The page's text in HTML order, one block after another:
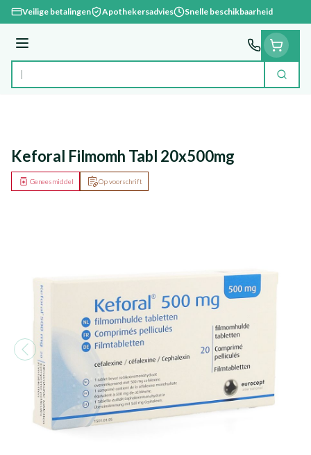
Ga naar de inhoud
Veilige betalingen Apothekersadvies Snelle beschikbaarheid
Menu
Product, merk, categorie... Zoek
Keforal Filmomh Tabl 20x500mg
Op voorschrift
Geneesmiddel